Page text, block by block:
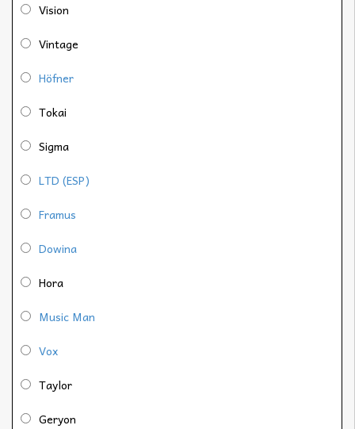
Vision
Vintage
Höfner
Tokai
Sigma
LTD (ESP)
Framus
Dowina
Hora
Music Man
Vox
Taylor
Geryon